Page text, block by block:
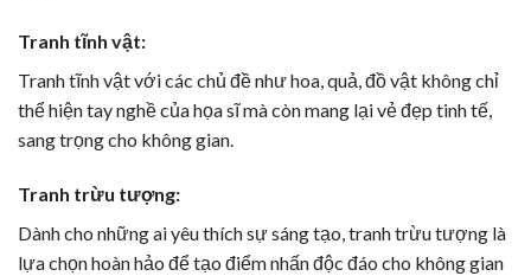
Tranh tĩnh vật:
Tranh tĩnh vật với các chủ đề như hoa, quả, đồ vật không chỉ
thể hiện tay nghề của họa sĩ mà còn mang lại vẻ đẹp tinh tế,
sang trọng cho không gian.
Tranh trừu tượng:
Dành cho những ai yêu thích sự sáng tạo, tranh trừu tượng là
lựa chọn hoàn hảo để tạo điểm nhấn độc đáo cho không gian